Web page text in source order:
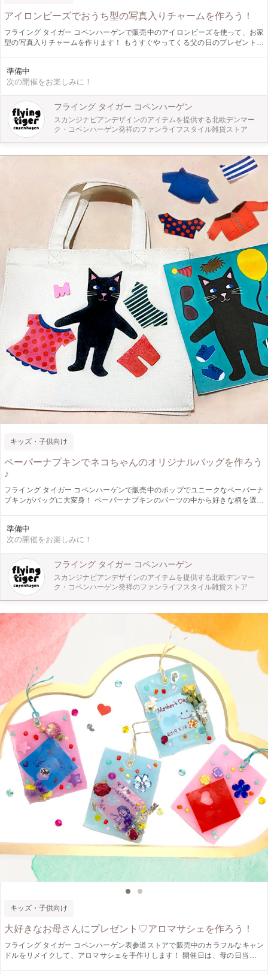
アイロンビーズでおうち型の写真入りチャームを作ろう！
フライング タイガー コペンハーゲンで販売中のアイロンビーズを使って、お家
型の写真入りチャームを作ります！ もうすぐやってくる父の日のプレゼントに
しいお仕事の合間にも家族のことを考えてホッと出来るひと時を過ごしてもらえ
そうです♪ ※ 窓の部分に入れたい写真をご持参ください。
準備中
次の開催をお楽しみに！
フライング タイガー コペンハーゲン
スカンジナビアンデザインのアイテムを提供する北欧デンマー
ク・コペンハーゲン発祥のファンライフスタイル雑貨ストア
キッズ・子供向け
ペーパーナプキンでネコちゃんのオリジナルバッグを作ろう
♪
フライング タイガー コペンハーゲンで販売中のポップでユニークなペーパーナ
プキンがバッグに大変身！ ペーパーナプキンのパーツの中から好きな柄を選ん
される方の年齢や好みによって調整が出来ますので小さなお子様でも安心して参
加できます。お子様と親御様のコミュニケーションもたっぷりとれる充実のワー
準備中
次の開催をお楽しみに！
フライング タイガー コペンハーゲン
スカンジナビアンデザインのアイテムを提供する北欧デンマー
ク・コペンハーゲン発祥のファンライフスタイル雑貨ストア
キッズ・子供向け
大好きなお母さんにプレゼント♡アロマサシェを作ろう！
フライング タイガー コペンハーゲン表参道ストアで販売中のカラフルなキャン
ドルをリメイクして、アロマサシェを手作りします！ 開催日は、母の日当日。